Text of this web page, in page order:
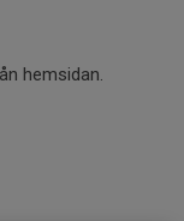
hemsidan.